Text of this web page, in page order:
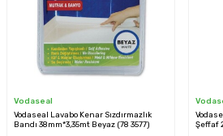
Vodaseal
Vodaseal Lavabo Kenar Sızdırmazlık
Bandı 38mm*3,35mt Beyaz (78 3577)
Şeffaf